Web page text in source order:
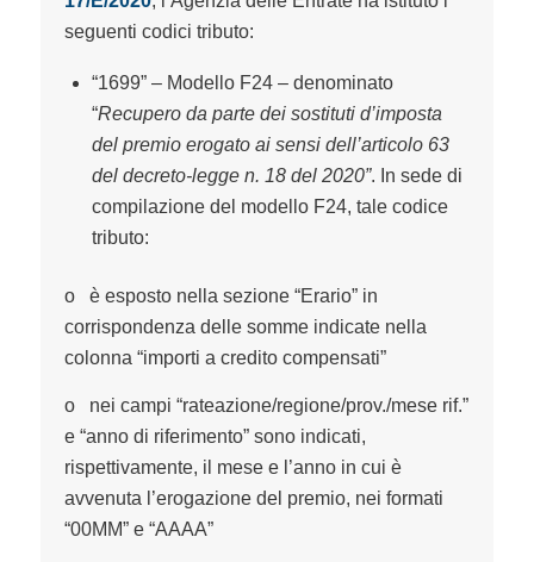
seguenti codici tributo:
“1699” – Modello F24 – denominato
“Recupero da parte dei sostituti d’imposta
del premio erogato ai sensi dell’articolo 63
del decreto-legge n. 18 del 2020”. In sede di
compilazione del modello F24, tale codice
tributo:
o è esposto nella sezione “Erario” in
corrispondenza delle somme indicate nella
colonna “importi a credito compensati”
o nei campi “rateazione/regione/prov./mese rif.”
e “anno di riferimento” sono indicati,
rispettivamente, il mese e l’anno in cui è
avvenuta l’erogazione del premio, nei formati
“00MM” e “AAAA”